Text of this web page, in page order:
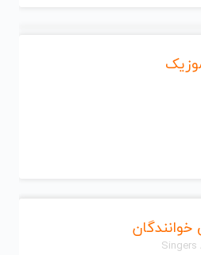
خوانندگان
Singers